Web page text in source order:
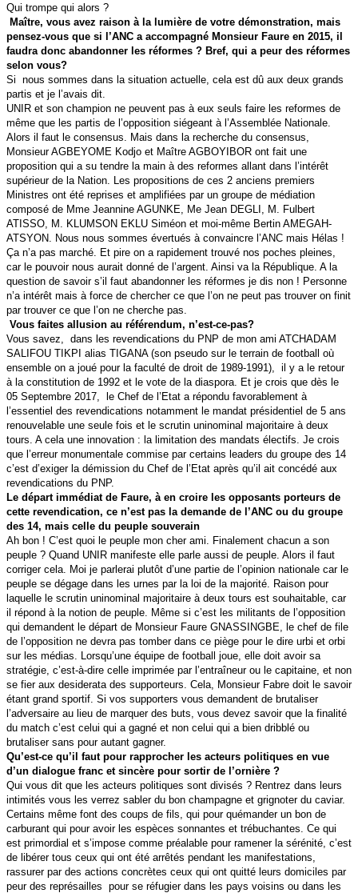
Qui trompe qui alors ?
Maître, vous avez raison à la lumière de votre démonstration, mais
pensez-vous que si l’ANC a accompagné Monsieur Faure en 2015, il
faudra donc abandonner les réformes ? Bref, qui a peur des réformes
selon vous?
Si nous sommes dans la situation actuelle, cela est dû aux deux grands
partis et je l’avais dit.
UNIR et son champion ne peuvent pas à eux seuls faire les reformes de
même que les partis de l’opposition siégeant à l’Assemblée Nationale.
Alors il faut le consensus. Mais dans la recherche du consensus,
Monsieur AGBEYOME Kodjo et Maître AGBOYIBOR ont fait une
proposition qui a su tendre la main à des reformes allant dans l’intérêt
supérieur de la Nation. Les propositions de ces 2 anciens premiers
Ministres ont été reprises et amplifiées par un groupe de médiation
composé de Mme Jeannine AGUNKE, Me Jean DEGLI, M. Fulbert
ATISSO, M. KLUMSON EKLU Siméon et moi-même Bertin AMEGAH-
ATSYON. Nous nous sommes évertués à convaincre l’ANC mais Hélas !
Ça n’a pas marché. Et pire on a rapidement trouvé nos poches pleines,
car le pouvoir nous aurait donné de l’argent. Ainsi va la République. A la
question de savoir s’il faut abandonner les réformes je dis non ! Personne
n’a intérêt mais à force de chercher ce que l’on ne peut pas trouver on finit
par trouver ce que l’on ne cherche pas.
Vous faites allusion au référendum, n’est-ce-pas?
Vous savez, dans les revendications du PNP de mon ami ATCHADAM
SALIFOU TIKPI alias TIGANA (son pseudo sur le terrain de football où
ensemble on a joué pour la faculté de droit de 1989-1991), il y a le retour
à la constitution de 1992 et le vote de la diaspora. Et je crois que dès le
05 Septembre 2017, le Chef de l’Etat a répondu favorablement à
l’essentiel des revendications notamment le mandat présidentiel de 5 ans
renouvelable une seule fois et le scrutin uninominal majoritaire à deux
tours. A cela une innovation : la limitation des mandats électifs. Je crois
que l’erreur monumentale commise par certains leaders du groupe des 14
c’est d’exiger la démission du Chef de l’Etat après qu’il ait concédé aux
revendications du PNP.
Le départ immédiat de Faure, à en croire les opposants porteurs de
cette revendication, ce n’est pas la demande de l’ANC ou du groupe
des 14, mais celle du peuple souverain
Ah bon ! C’est quoi le peuple mon cher ami. Finalement chacun a son
peuple ? Quand UNIR manifeste elle parle aussi de peuple. Alors il faut
corriger cela. Moi je parlerai plutôt d’une partie de l’opinion nationale car le
peuple se dégage dans les urnes par la loi de la majorité. Raison pour
laquelle le scrutin uninominal majoritaire à deux tours est souhaitable, car
il répond à la notion de peuple. Même si c’est les militants de l’opposition
qui demandent le départ de Monsieur Faure GNASSINGBE, le chef de file
de l’opposition ne devra pas tomber dans ce piège pour le dire urbi et orbi
sur les médias. Lorsqu’une équipe de football joue, elle doit avoir sa
stratégie, c’est-à-dire celle imprimée par l’entraîneur ou le capitaine, et non
se fier aux desiderata des supporteurs. Cela, Monsieur Fabre doit le savoir
étant grand sportif. Si vos supporters vous demandent de brutaliser
l’adversaire au lieu de marquer des buts, vous devez savoir que la finalité
du match c’est celui qui a gagné et non celui qui a bien dribblé ou
brutaliser sans pour autant gagner.
Qu’est-ce qu’il faut pour rapprocher les acteurs politiques en vue
d’un dialogue franc et sincère pour sortir de l’ornière ?
Qui vous dit que les acteurs politiques sont divisés ? Rentrez dans leurs
intimités vous les verrez sabler du bon champagne et grignoter du caviar.
Certains même font des coups de fils, qui pour quémander un bon de
carburant qui pour avoir les espèces sonnantes et trébuchantes. Ce qui
est primordial et s’impose comme préalable pour ramener la sérénité, c’est
de libérer tous ceux qui ont été arrêtés pendant les manifestations,
rassurer par des actions concrètes ceux qui ont quitté leurs domiciles par
peur des représailles pour se réfugier dans les pays voisins ou dans les